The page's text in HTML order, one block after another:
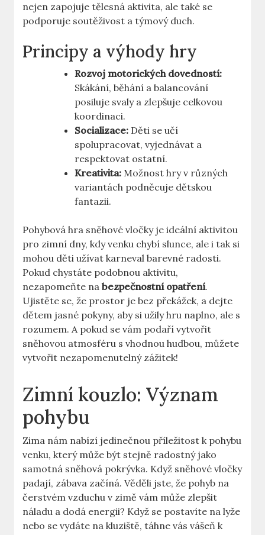
nejen zapojuje⁣ tělesná⁣ aktivita, ale také se
‌podporuje ​soutěživost a týmový duch.
Principy a výhody​ hry
Rozvoj motorických dovedností:
‌Skákání, ⁤běhání a balancování
posiluje ‌svaly ​a zlepšuje celkovou
koordinaci.
Socializace: Děti se učí
spolupracovat,‌ vyjednávat a
respektovat ostatní.
Kreativita: Možnost hry v různých
variantách podněcuje ⁤dětskou
fantazii.
Pohybová hra sněhové vločky je ideální aktivitou⁢
pro zimní dny,​ kdy venku ‌chybí slunce, ale i tak si
mohou děti užívat ⁤karneval barevné radosti.
Pokud chystáte podobnou aktivitu,
nezapomeňte nabezpečnostní⁢ opatření.
Ujistěte se, že prostor ​je ‌bez překážek, a dejte⁢
dětem jasné ⁤pokyny,⁣ aby ‍si užily hru naplno, ale⁤ s⁣
rozumem. A ⁤pokud ‍se vám podaří vytvořit
sněhovou atmosféru ⁣s ‍vhodnou hudbou, můžete
vytvořit⁢ nezapomenutelný⁤ zážitek!
Zimní kouzlo: Význam
pohybu
Zima nám‍ nabízí jedinečnou příležitost ⁤k pohybu
venku, který může ‍být stejně radostný jako
‌samotná sněhová pokrývka. Když sněhové ⁣vločky
padají, zábava začíná. ⁢Věděli‍ jste, že pohyb‌ na
čerstvém vzduchu v zimě ‍vám může zlepšit
náladu​ a dodá energii? Když se postavíte na lyže
nebo se vydáte na kluziště, táhne vás vášeň k